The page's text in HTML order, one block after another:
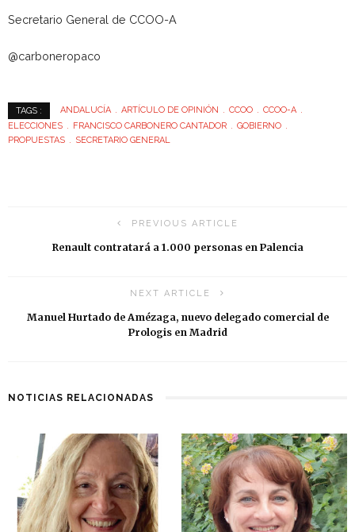
Secretario General de CCOO-A
@carboneropaco
TAGS : ANDALUCÍA ARTÍCULO DE OPINIÓN CCOO
CCOO-A
ELECCIONES
FRANCISCO CARBONERO CANTADOR
GOBIERNO
PROPUESTAS
SECRETARIO GENERAL
PREVIOUS ARTICLE
Renault contratará a 1.000 personas en Palencia
NEXT ARTICLE
Manuel Hurtado de Amézaga, nuevo delegado comercial de
Prologis en Madrid
NOTICIAS RELACIONADAS